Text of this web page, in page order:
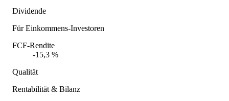
Dividende
Für Einkommens-Investoren
FCF-Rendite
-15,3 %
Qualität
Rentabilität & Bilanz